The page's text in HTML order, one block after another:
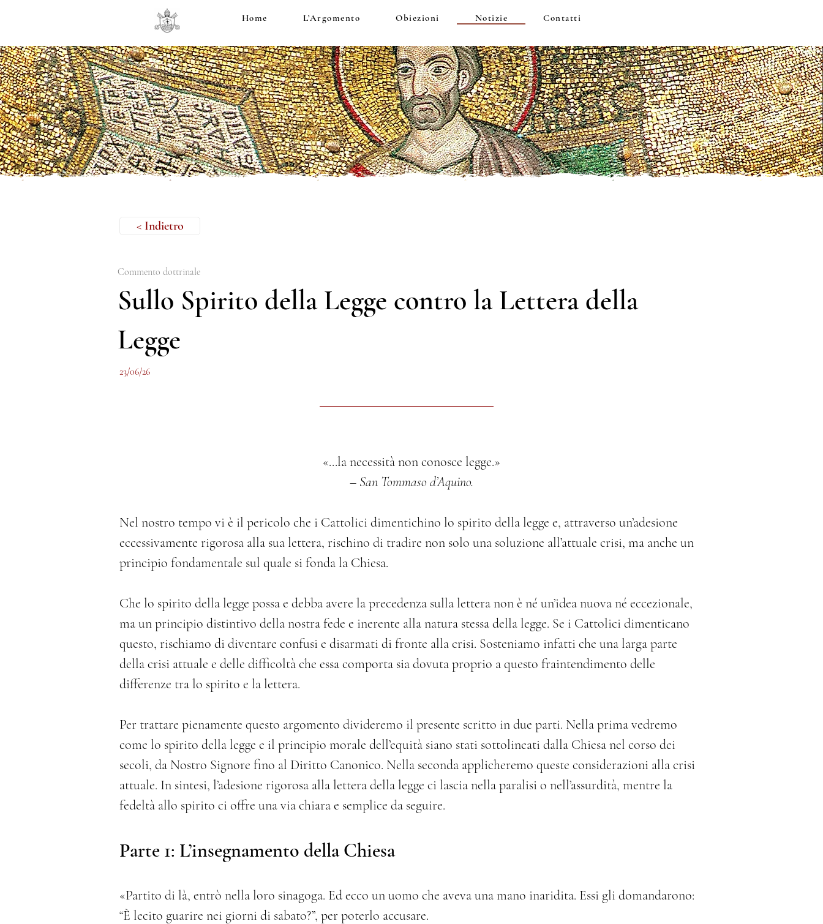
Home L’Argomento Obiezioni Notizie Contatti
< Indietro
Commento dottrinale
Sullo Spirito della Legge contro la Lettera della
Legge
23/06/26
Commento dottrinale
«...la necessità non conosce legge.»
– San Tommaso d’Aquino.
Nel nostro tempo vi è il pericolo che i Cattolici dimentichino lo spirito della legge e, attraverso un’adesione
eccessivamente rigorosa alla sua lettera, rischino di tradire non solo una soluzione all’attuale crisi, ma anche un
principio fondamentale sul quale si fonda la Chiesa.
Che lo spirito della legge possa e debba avere la precedenza sulla lettera non è né un’idea nuova né eccezionale,
ma un principio distintivo della nostra fede e inerente alla natura stessa della legge. Se i Cattolici dimenticano
questo, rischiamo di diventare confusi e disarmati di fronte alla crisi. Sosteniamo infatti che una larga parte
della crisi attuale e delle difficoltà che essa comporta sia dovuta proprio a questo fraintendimento delle
differenze tra lo spirito e la lettera.
Per trattare pienamente questo argomento divideremo il presente scritto in due parti. Nella prima vedremo
come lo spirito della legge e il principio morale dell’equità siano stati sottolineati dalla Chiesa nel corso dei
secoli, da Nostro Signore fino al Diritto Canonico. Nella seconda applicheremo queste considerazioni alla crisi
attuale. In sintesi, l’adesione rigorosa alla lettera della legge ci lascia nella paralisi o nell’assurdità, mentre la
fedeltà allo spirito ci offre una via chiara e semplice da seguire.
Parte 1: L’insegnamento della Chiesa
«Partito di là, entrò nella loro sinagoga. Ed ecco un uomo che aveva una mano inaridita. Essi gli domandarono:
“È lecito guarire nei giorni di sabato?”, per poterlo accusare.